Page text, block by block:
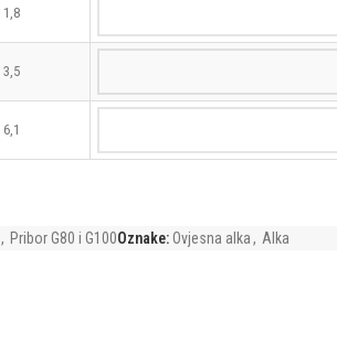
1,8
3,5
6,1
, Pribor G80 i G100Oznake:Ovjesna alka, Alka